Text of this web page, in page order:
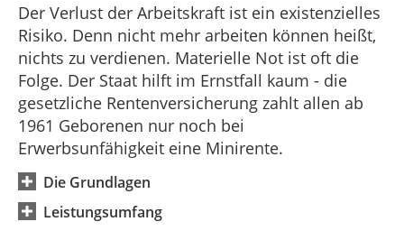
Der Verlust der Arbeitskraft ist ein existenzielles
Risiko. Denn nicht mehr arbeiten können heißt,
nichts zu verdienen. Materielle Not ist oft die
Folge. Der Staat hilft im Ernstfall kaum - die
gesetzliche Rentenversicherung zahlt allen ab
1961 Geborenen nur noch bei
Erwerbsunfähigkeit eine Minirente.
Die Grundlagen
Leistungsumfang